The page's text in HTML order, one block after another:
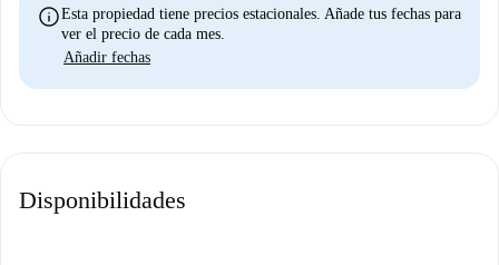
infoEsta propiedad tiene precios estacionales. Añade tus fechas para
ver el precio de cada mes.
Añadir fechas
Disponibilidades